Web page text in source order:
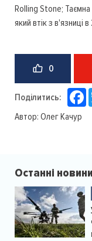
Rolling Stone;
який втік з в'язниці
0
Поділитись:
Автор: Олег Качур
Останні новини